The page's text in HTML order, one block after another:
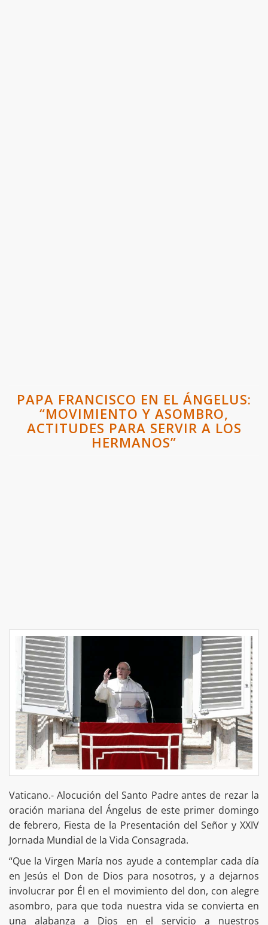
PAPA FRANCISCO EN EL ÁNGELUS:
“MOVIMIENTO Y ASOMBRO,
ACTITUDES PARA SERVIR A LOS
HERMANOS”
Vaticano.- Alocución del Santo Padre antes de rezar la
oración mariana del Ángelus de este primer domingo
de febrero, Fiesta de la Presentación del Señor y XXIV
Jornada Mundial de la Vida Consagrada.
“Que la Virgen María nos ayude a contemplar cada día
en Jesús el Don de Dios para nosotros, y a dejarnos
involucrar por Él en el movimiento del don, con alegre
asombro, para que toda nuestra vida se convierta en
una alabanza a Dios en el servicio a nuestros